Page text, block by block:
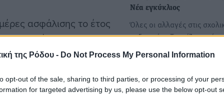
της Ρόδου - Do Not Process My Personal Information
opt-out of the sale, sharing to third parties, or processing of your
for targeted advertising by us, please use the below opt-out
ασφάλισης το έτος
του το έτος 2018:
ηλικίας 65 ετών και 3
όριο ηλικίας
ν. 4336/2015 δεν ήταν
Νέα εγκύκλιος
Όλες οι αλλαγές στις
εκδρομές - Τι ορίζει η νέα
Υπ. Υγείας: Η εγκύκλιος
αντιγριπικό εμβολιασμό –